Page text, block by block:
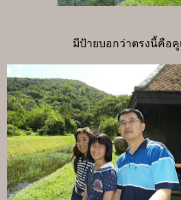
มีป้ายบอกว่าตรงนี้คือคู